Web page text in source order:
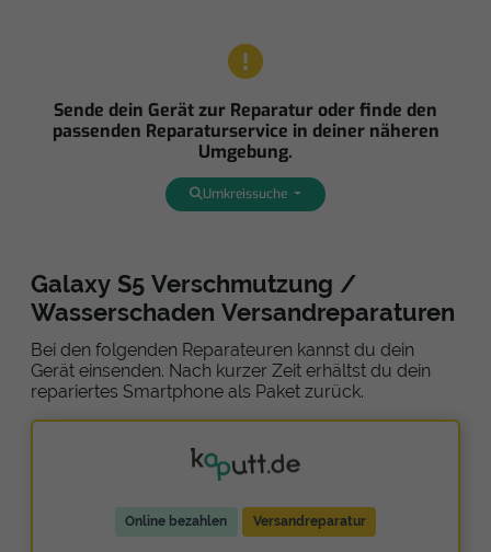
Sende dein Gerät zur Reparatur oder finde den
passenden Reparaturservice in deiner näheren
Umgebung.
Umkreissuche
Galaxy S5 Verschmutzung /
Wasserschaden Versandreparaturen
Bei den folgenden Reparateuren kannst du dein
Gerät einsenden. Nach kurzer Zeit erhältst du dein
repariertes Smartphone als Paket zurück.
Online bezahlen Versandreparatur